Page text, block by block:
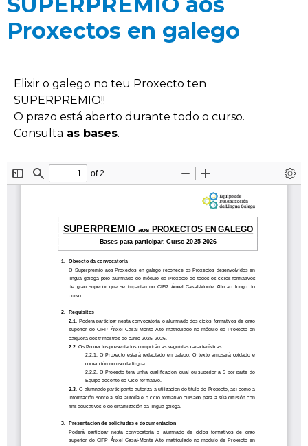
Proxectos en galego
Elixir o galego no teu Proxecto ten
SUPERPREMIO!!
O prazo está aberto durante todo o curso.
Consulta as bases.